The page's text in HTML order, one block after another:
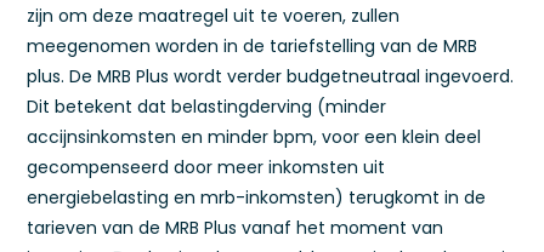
zijn om deze maatregel uit te voeren, zullen
meegenomen worden in de tariefstelling van de MRB
plus. De MRB Plus wordt verder budgetneutraal ingevoerd.
Dit betekent dat belastingderving (minder
accijnsinkomsten en minder bpm, voor een klein deel
gecompenseerd door meer inkomsten uit
energiebelasting en mrb-inkomsten) terugkomt in de
tarieven van de MRB Plus vanaf het moment van